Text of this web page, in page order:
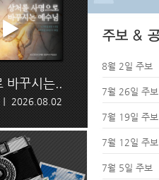
꾸시는..
2026.08.02
8월 2일 주보
7월 26일 주보
7월 19일 주보
7월 12일 주보
7월 5일 주보